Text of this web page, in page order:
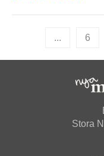
... 6
Stora